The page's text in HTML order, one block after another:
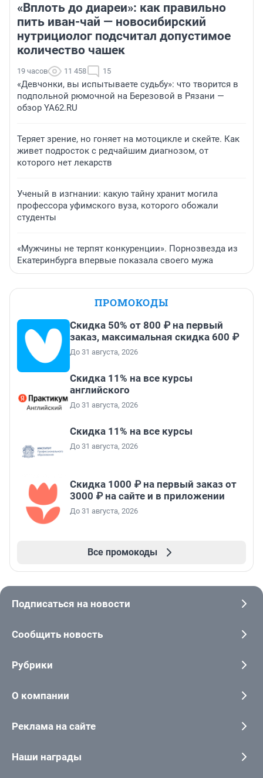
«Вплоть до диареи»: как правильно
пить иван-чай — новосибирский
нутрициолог подсчитал допустимое
количество чашек
19 часов 11 458 15
«Девчонки, вы испытываете судьбу»: что творится в
подпольной рюмочной на Березовой в Рязани —
обзор YA62.RU
Теряет зрение, но гоняет на мотоцикле и скейте. Как
живет подросток с редчайшим диагнозом, от
которого нет лекарств
Ученый в изгнании: какую тайну хранит могила
профессора уфимского вуза, которого обожали
студенты
«Мужчины не терпят конкуренции». Порнозвезда из
Екатеринбурга впервые показала своего мужа
ПРОМОКОДЫ
Скидка 50% от 800 ₽ на первый
заказ, максимальная скидка 600 ₽
До 31 августа, 2026
Скидка 11% на все курсы
английского
До 31 августа, 2026
Скидка 11% на все курсы
До 31 августа, 2026
Скидка 1000 ₽ на первый заказ от
3000 ₽ на сайте и в приложении
До 31 августа, 2026
Все промокоды
Подписаться на новости
Сообщить новость
Рубрики
О компании
Реклама на сайте
Наши награды